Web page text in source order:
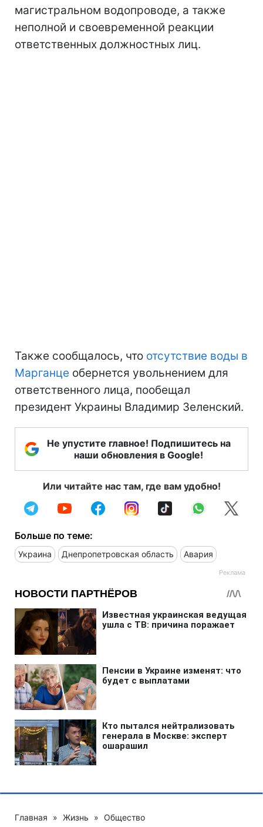
магистральном водопроводе, а также
неполной и своевременной реакции
ответственных должностных лиц.
Также сообщалось, что отсутствие воды в
Марганце обернется увольнением для
ответственного лица, пообещал
президент Украины Владимир Зеленский.
Не упустите главное! Подпишитесь на
наши обновления в Google!
Или читайте нас там, где вам удобно!
Больше по теме:
Украина Днепропетровская область Авария
Главная » Жизнь » Общество